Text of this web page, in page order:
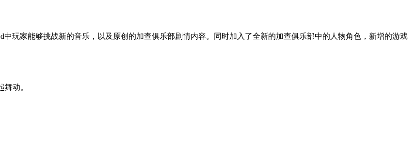
中玩家能够挑战新的音乐，以及原创的加查俱乐部剧情内容。同时加入了全新的加查俱乐部中的人物角色，新增的游戏
动。